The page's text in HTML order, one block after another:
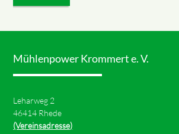
Mühlenpower Krommert e. V.
Leharweg 2
46414 Rhede
(Vereinsadresse)